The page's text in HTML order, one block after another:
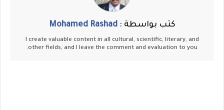
كتب بواسطة : Mohamed Rashad
I create valuable content in all cultural, scientific, literary, and
other fields, and I leave the comment and evaluation to you.